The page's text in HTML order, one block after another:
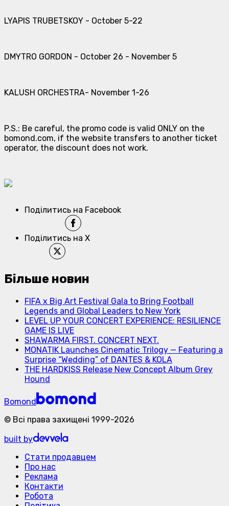
LYAPIS TRUBETSKOY - October 5-22
DMYTRO GORDON - October 26 - November 5
KALUSH ORCHESTRA- November 1-26
P.S.: Be careful, the promo code is valid ONLY on the
bomond.com, if the website transfers to another ticket
operator, the discount does not work.
Поділитись на Facebook
Поділитись на X
Більше новин
FIFA x Big Art Festival Gala to Bring Football
Legends and Global Leaders to New York
LEVEL UP YOUR CONCERT EXPERIENCE: RESILIENCE
GAME IS LIVE
SHAWARMA FIRST. CONCERT NEXT.
MONATIK Launches Cinematic Trilogy — Featuring a
Surprise “Wedding” of DANTES & KOLA
THE HARDKISS Release New Concept Album Grey
Hound
Bomond
© Всі права захищені 1999-2026
built by
Стати продавцем
Про нас
Реклама
Контакти
Робота